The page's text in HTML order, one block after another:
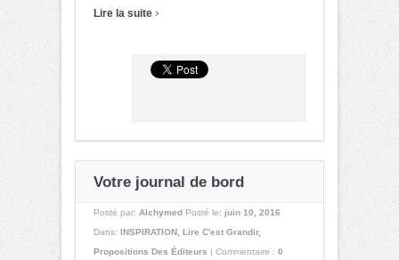
Lire la suite ›
Votre journal de bord
Posté par: Alchymed Posté le: juin 10, 2016
Dans: INSPIRATION Lire C'est Grandir,
Propositions Des Éditeurs | Commentaire : 0